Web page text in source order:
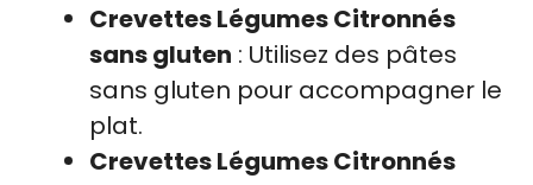
Crevettes Légumes Citronnés
sans gluten : Utilisez des pâtes
sans gluten pour accompagner le
plat.
Crevettes Légumes Citronnés